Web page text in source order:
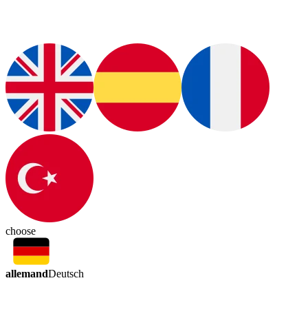
choose
allemandDeutsch